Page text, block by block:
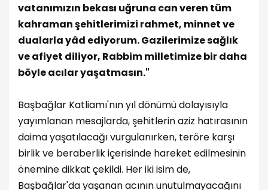
vatanımızın bekası uğruna can veren tüm
kahraman şehitlerimizi rahmet, minnet ve
dualarla yâd ediyorum. Gazilerimize sağlık
ve afiyet diliyor, Rabbim milletimize bir daha
böyle acılar yaşatmasın."
Başbağlar Katliamı'nın yıl dönümü dolayısıyla
yayımlanan mesajlarda, şehitlerin aziz hatırasının
daima yaşatılacağı vurgulanırken, teröre karşı
birlik ve beraberlik içerisinde hareket edilmesinin
önemine dikkat çekildi. Her iki isim de,
Başbağlar'da yaşanan acının unutulmayacağını